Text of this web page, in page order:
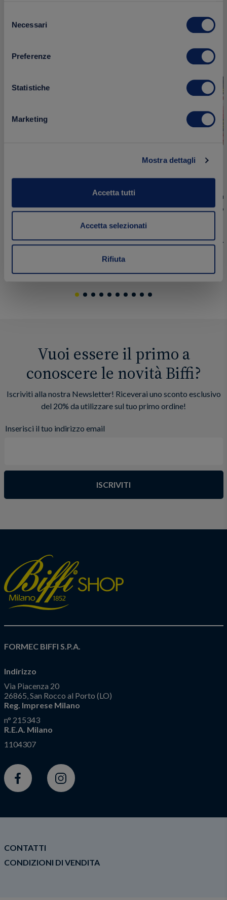
delNecessari
Preferenze
Statistiche
Marketing
Mostra dettagli
Accetta tutti
Accetta selezionati
Rifiuta
Sugo Fresco ai 4 Formaggi – 85g
Pesto
Secchi e
NOVITÀ
Vuoi essere il primo a
conoscere le novità Biffi?
Iscriviti alla nostra Newsletter! Riceverai uno sconto esclusivo
del 20% da utilizzare sul tuo primo ordine!
Inserisci il tuo indirizzo email
ISCRIVITI
FORMEC BIFFI S.P.A.
Indirizzo
Via Piacenza 20
26865, San Rocco al Porto (LO)
Reg. Imprese Milano
n° 215343
R.E.A. Milano
1104307
Facebook Instagram
CONTATTI
CONDIZIONI DI VENDITA